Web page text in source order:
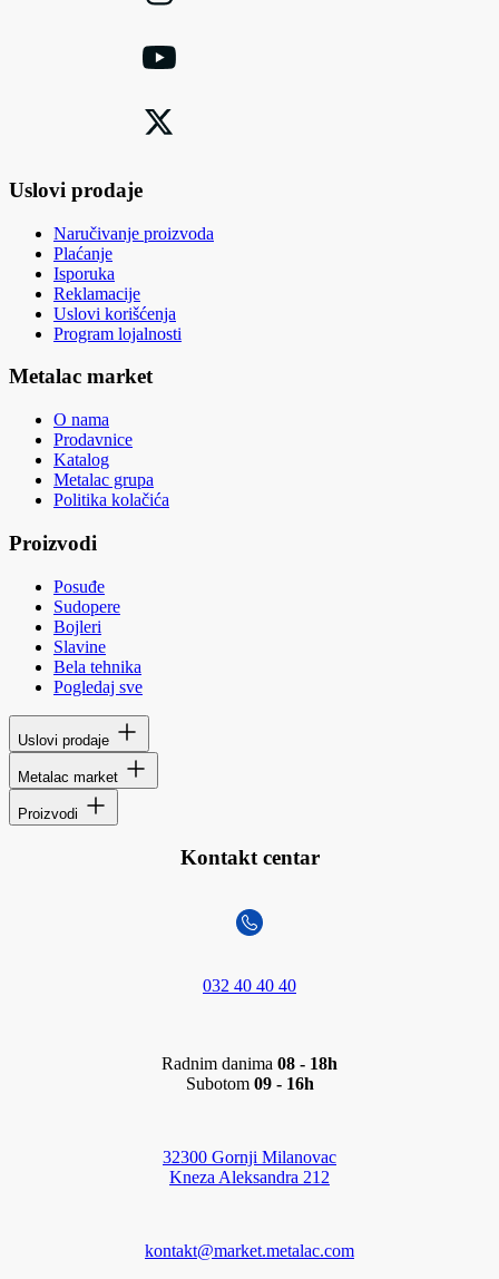
Uslovi prodaje
Naručivanje proizvoda
Plaćanje
Isporuka
Reklamacije
Uslovi korišćenja
Program lojalnosti
Metalac market
O nama
Prodavnice
Katalog
Metalac grupa
Politika kolačića
Proizvodi
Posuđe
Sudopere
Bojleri
Slavine
Bela tehnika
Pogledaj sve
Uslovi prodaje
Metalac market
Proizvodi
Kontakt centar
032 40 40 40
Radnim danima 08 - 18h
Subotom 09 - 16h
32300 Gornji Milanovac
Kneza Aleksandra 212
kontakt@market.metalac.com